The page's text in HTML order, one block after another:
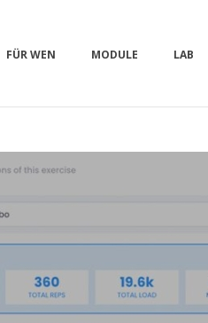
FÜR WEN MODULE LAB